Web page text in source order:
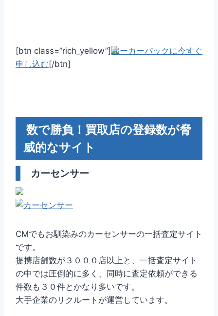
[btn class=”rich_yellow”]ユーカーパックに今すぐ
申し込む[/btn]
数で勝負！買取店の登録数が脅
威的なサイト
カーセンサー
CMでもお馴染みのカーセンサーの一括査定サイト
です。
提携店舗数が３０００店以上と、一括査定サイト
の中では圧倒的に多く、同時に査定依頼ができる
件数も３０件とかなり多いです。
大手企業のリクルートが運営しています。